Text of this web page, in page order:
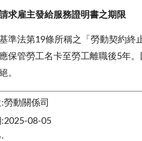
求雇主發給服務證明書之期限
準法第19條所稱之「勞動契約終
保管勞工名卡至勞工離職後5年
。
勞動關係司
08-05